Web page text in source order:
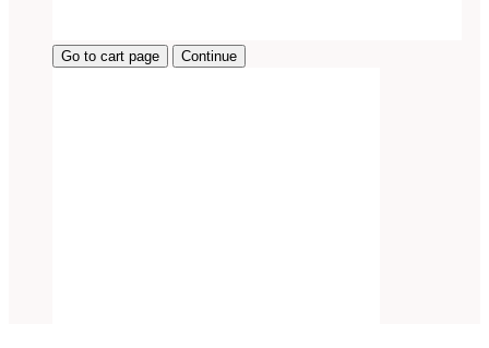
Go to cart page Continue